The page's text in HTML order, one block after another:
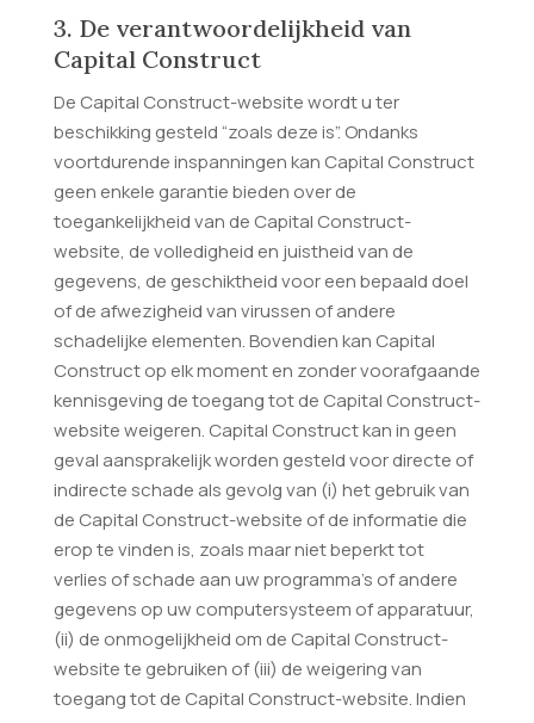
3. De verantwoordelijkheid van
Capital Construct
De Capital Construct-website wordt u ter
beschikking gesteld “zoals deze is”. Ondanks
voortdurende inspanningen kan Capital Construct
geen enkele garantie bieden over de
toegankelijkheid van de Capital Construct-
website, de volledigheid en juistheid van de
gegevens, de geschiktheid voor een bepaald doel
of de afwezigheid van virussen of andere
schadelijke elementen. Bovendien kan Capital
Construct op elk moment en zonder voorafgaande
kennisgeving de toegang tot de Capital Construct-
website weigeren. Capital Construct kan in geen
geval aansprakelijk worden gesteld voor directe of
indirecte schade als gevolg van (i) het gebruik van
de Capital Construct-website of de informatie die
erop te vinden is, zoals maar niet beperkt tot
verlies of schade aan uw programma’s of andere
gegevens op uw computersysteem of apparatuur,
(ii) de onmogelijkheid om de Capital Construct-
website te gebruiken of (iii) de weigering van
toegang tot de Capital Construct-website. Indien